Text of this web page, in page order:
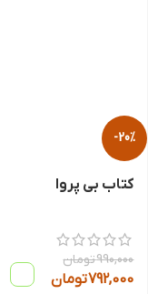
-20%
کتاب بی پروا
990,000تومان
792,000تومان